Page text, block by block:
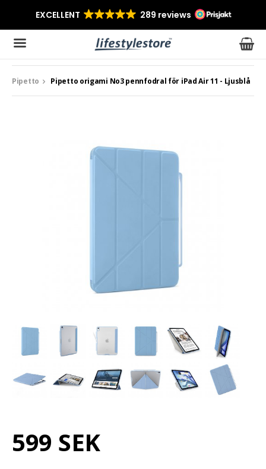
Produkten har blivit tillagd i varukorgen
Pipetto Pipetto origami No3 pennfodral för iPad Air 11 - Ljusblå
599 SEK